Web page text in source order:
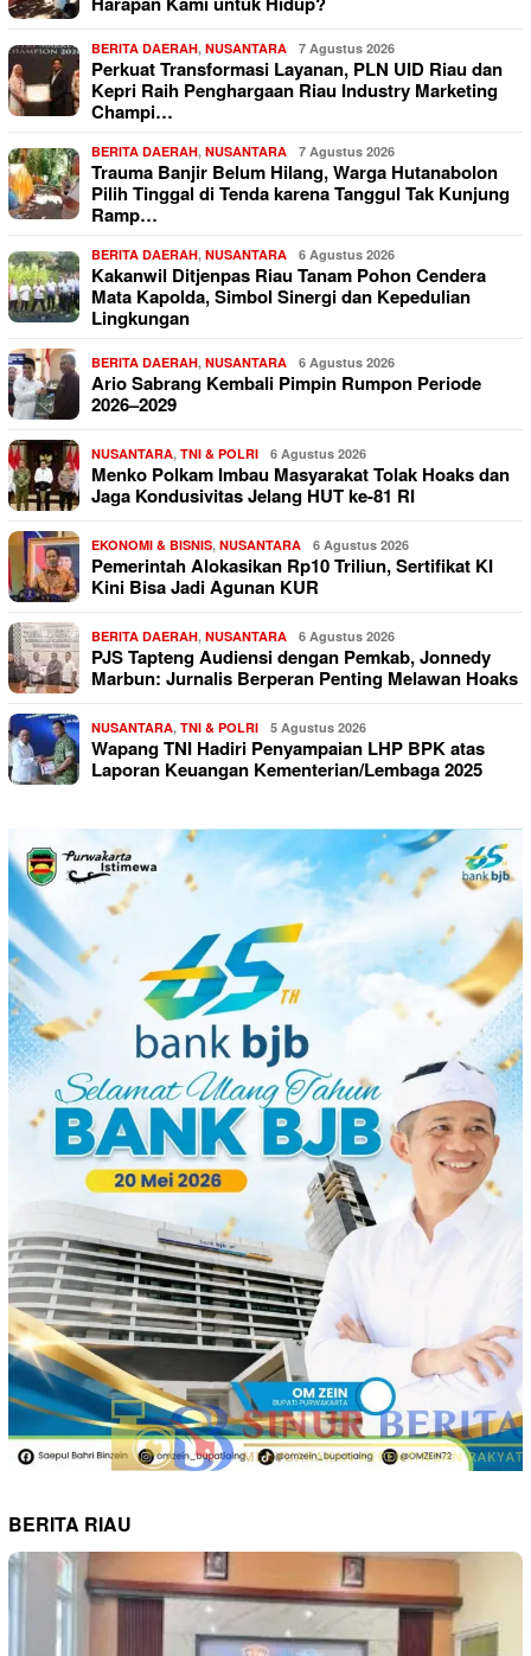
BERITA DAERAH, NUSANTARA 7 Agustus 2026
Perkuat Transformasi Layanan, PLN UID Riau dan
Kepri Raih Penghargaan Riau Industry Marketing
Champi…
BERITA DAERAH, NUSANTARA 7 Agustus 2026
Trauma Banjir Belum Hilang, Warga Hutanabolon
Pilih Tinggal di Tenda karena Tanggul Tak Kunjung
Ramp…
BERITA DAERAH, NUSANTARA 6 Agustus 2026
Kakanwil Ditjenpas Riau Tanam Pohon Cendera
Mata Kapolda, Simbol Sinergi dan Kepedulian
Lingkungan
BERITA DAERAH, NUSANTARA 6 Agustus 2026
Ario Sabrang Kembali Pimpin Rumpon Periode
2026–2029
NUSANTARA, TNI & POLRI 6 Agustus 2026
Menko Polkam Imbau Masyarakat Tolak Hoaks dan
Jaga Kondusivitas Jelang HUT ke-81 RI
EKONOMI & BISNIS, NUSANTARA 6 Agustus 2026
Pemerintah Alokasikan Rp10 Triliun, Sertifikat KI
Kini Bisa Jadi Agunan KUR
BERITA DAERAH, NUSANTARA 6 Agustus 2026
PJS Tapteng Audiensi dengan Pemkab, Jonnedy
Marbun: Jurnalis Berperan Penting Melawan Hoaks
NUSANTARA, TNI & POLRI 5 Agustus 2026
Wapang TNI Hadiri Penyampaian LHP BPK atas
Laporan Keuangan Kementerian/Lembaga 2025
BERITA RIAU